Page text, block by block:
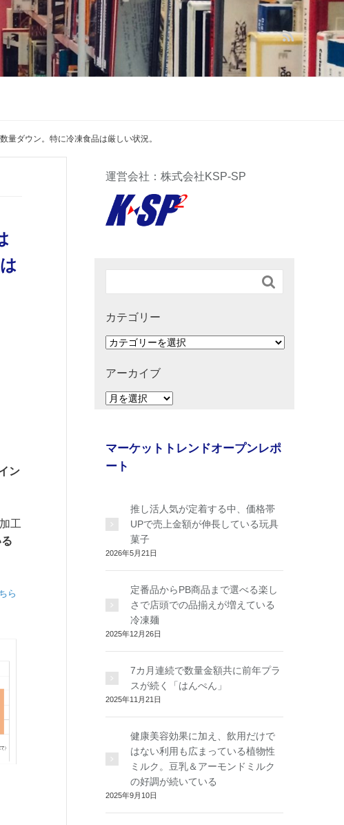
量ダウン。特に冷凍食品は厳しい状況。
ン
工
ら
運営会社：株式会社KSP-SP

カテゴリー
カ
ゴ
ー
アーカイブ
ア
イ
マーケットトレンドオープンレポ
ート
推し活人気が定着する中、価格帯
UPで売上金額が伸長している玩具
菓子
2026年5月21日
定番品からPB商品まで選べる楽し
さで店頭での品揃えが増えている
冷凍麺
2025年12月26日
7カ月連続で数量金額共に前年プラ
スが続く「はんぺん」
2025年11月21日
健康美容効果に加え、飲用だけで
はない利用も広まっている植物性
ミルク。豆乳＆アーモンドミルク
の好調が続いている
2025年9月10日